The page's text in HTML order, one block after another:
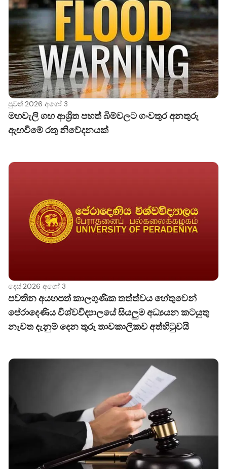
පුවත්·2026 අගෝ 3
මහවැලි ගඟ ආශ්‍රිත පහත් බිම්වලට ගංවතුර අනතුරු
ඇඟවීමේ රතු නිවේදනයක්
දෙස්·2026 අගෝ 3
පවතින අයහපත් කාලගුණික තත්ත්වය හේතුවෙන්
පේරාදෙණිය විශ්වවිද්‍යාලයේ සියලුම අධ්‍යයන කටයුතු
නැවත දැනුම් දෙන තුරු තාවකාලිකව අත්හිටුවයි